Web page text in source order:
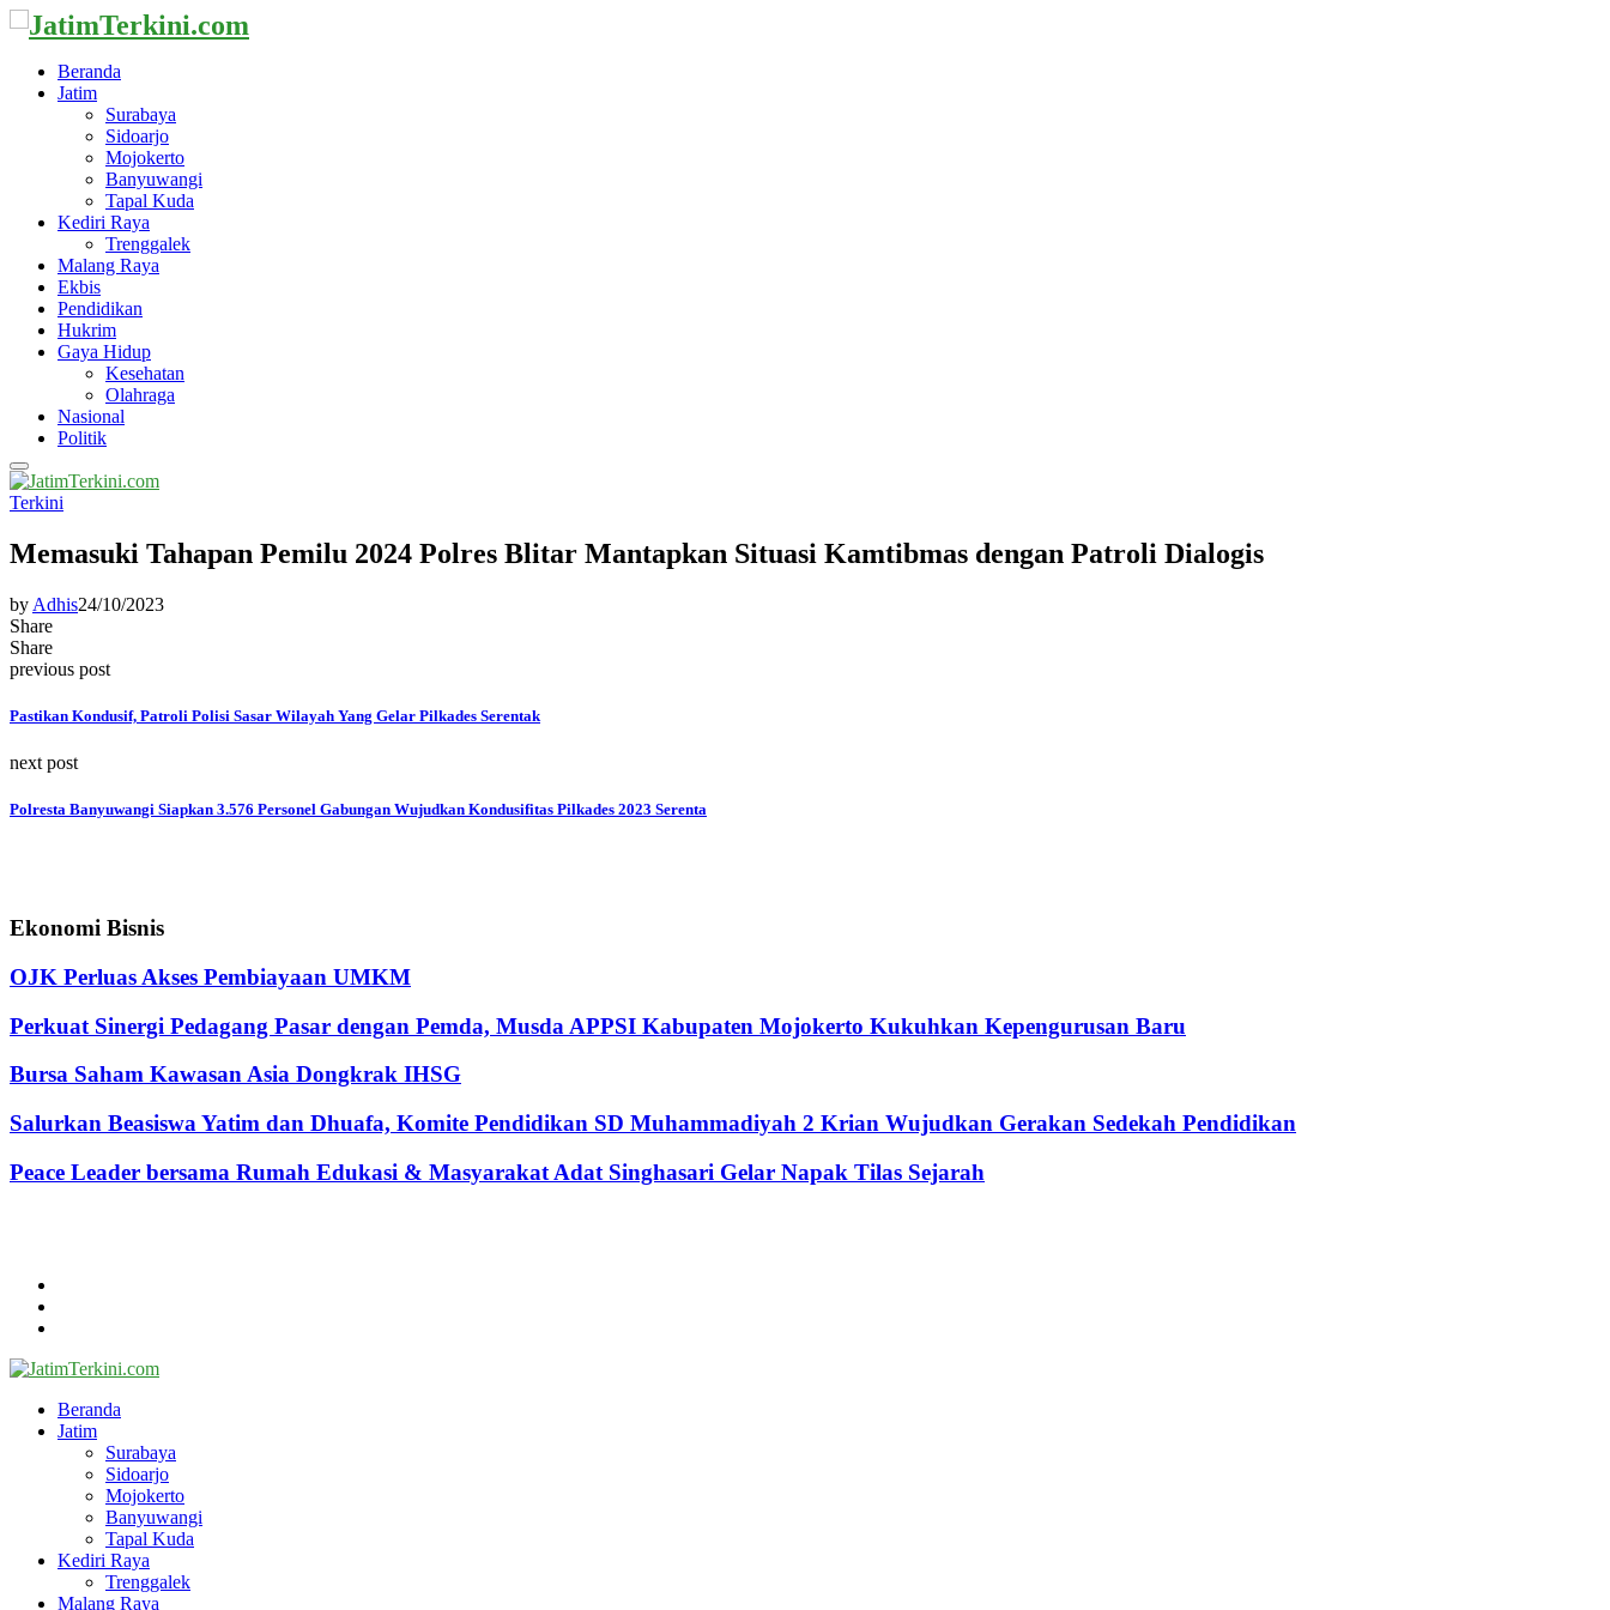
Beranda
Jatim
Surabaya
Sidoarjo
Mojokerto
Banyuwangi
Tapal Kuda
Kediri Raya
Trenggalek
Malang Raya
Ekbis
Pendidikan
Hukrim
Gaya Hidup
Kesehatan
Olahraga
Nasional
Politik
Primary
Menu
Terkini
Memasuki Tahapan Pemilu 2024 Polres Blitar Mantapkan Situasi Kamtibmas dengan Patroli Dialogis
by Adhis24/10/2023
Share
Share
previous post
Pastikan Kondusif, Patroli Polisi Sasar Wilayah Yang Gelar Pilkades Serentak
next post
Polresta Banyuwangi Siapkan 3.576 Personel Gabungan Wujudkan Kondusifitas Pilkades 2023 Serenta
Ekonomi Bisnis
OJK Perluas Akses Pembiayaan UMKM
Perkuat Sinergi Pedagang Pasar dengan Pemda, Musda APPSI Kabupaten Mojokerto Kukuhkan Kepengurusan Baru
Bursa Saham Kawasan Asia Dongkrak IHSG
Salurkan Beasiswa Yatim dan Dhuafa, Komite Pendidikan SD Muhammadiyah 2 Krian Wujudkan Gerakan Sedekah Pendidikan
Peace Leader bersama Rumah Edukasi & Masyarakat Adat Singhasari Gelar Napak Tilas Sejarah
Beranda
Jatim
Surabaya
Sidoarjo
Mojokerto
Banyuwangi
Tapal Kuda
Kediri Raya
Trenggalek
Malang Raya